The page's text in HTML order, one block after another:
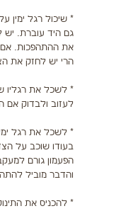
* שיכול רגל ימין
גם היד עוברת. יש
את ההתהפכות.
הרי יש לחזק את
* לשכל את רגליו
לעזוב ולבדוק אם
* לשכל את רגל
בעודו שוכב על
הפעמון גורם
והדבר מוביל
* להכניס את